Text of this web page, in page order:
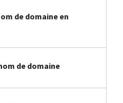
de domaine en
de domaine